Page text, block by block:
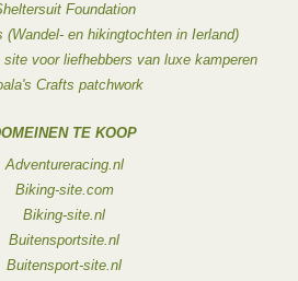
Foundation
(Wandel- en hikingtochten in Ierland)
voor liefhebbers van luxe kamperen
Crafts patchwork
TE KOOP
Adventureracing.nl
Biking-site.com
Biking-site.nl
Buitensportsite.nl
Buitensport-site.nl